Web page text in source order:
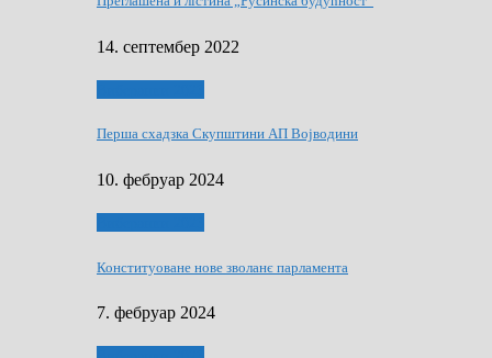
14. септембер 2022
Перша схадзка Скупштини АП Војводини
10. фебруар 2024
Конституоване нове зволанє парламентa
7. фебруар 2024